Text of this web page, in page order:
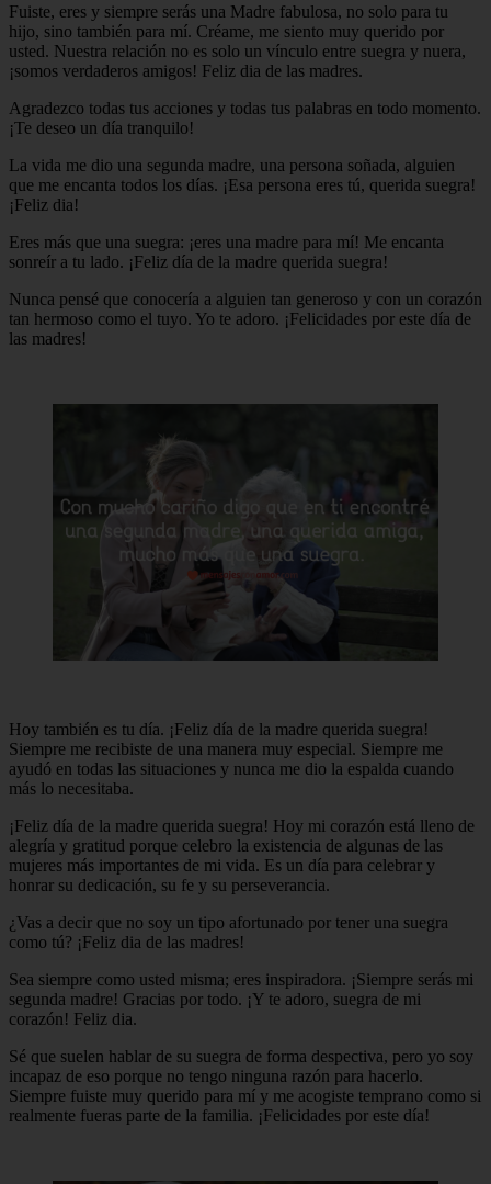
Fuiste, eres y siempre serás una Madre fabulosa, no solo para tu
hijo, sino también para mí. Créame, me siento muy querido por
usted. Nuestra relación no es solo un vínculo entre suegra y nuera,
¡somos verdaderos amigos! Feliz dia de las madres.
Agradezco todas tus acciones y todas tus palabras en todo momento.
¡Te deseo un día tranquilo!
La vida me dio una segunda madre, una persona soñada, alguien
que me encanta todos los días. ¡Esa persona eres tú, querida suegra!
¡Feliz dia!
Eres más que una suegra: ¡eres una madre para mí! Me encanta
sonreír a tu lado. ¡Feliz día de la madre querida suegra!
Nunca pensé que conocería a alguien tan generoso y con un corazón
tan hermoso como el tuyo. Yo te adoro. ¡Felicidades por este día de
las madres!
Hoy también es tu día. ¡Feliz día de la madre querida suegra!
Siempre me recibiste de una manera muy especial. Siempre me
ayudó en todas las situaciones y nunca me dio la espalda cuando
más lo necesitaba.
¡Feliz día de la madre querida suegra! Hoy mi corazón está lleno de
alegría y gratitud porque celebro la existencia de algunas de las
mujeres más importantes de mi vida. Es un día para celebrar y
honrar su dedicación, su fe y su perseverancia.
¿Vas a decir que no soy un tipo afortunado por tener una suegra
como tú? ¡Feliz dia de las madres!
Sea siempre como usted misma; eres inspiradora. ¡Siempre serás mi
segunda madre! Gracias por todo. ¡Y te adoro, suegra de mi
corazón! Feliz dia.
Sé que suelen hablar de su suegra de forma despectiva, pero yo soy
incapaz de eso porque no tengo ninguna razón para hacerlo.
Siempre fuiste muy querido para mí y me acogiste temprano como si
realmente fueras parte de la familia. ¡Felicidades por este día!